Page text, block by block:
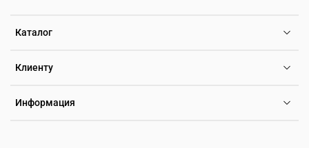
Каталог
Клиенту
Информация